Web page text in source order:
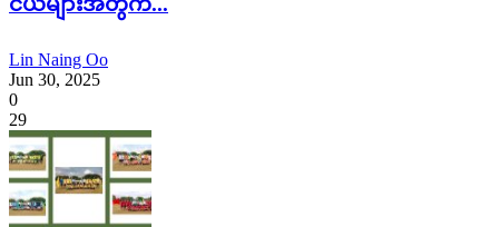
Lin Naing Oo
Jun 30, 2025
0
29